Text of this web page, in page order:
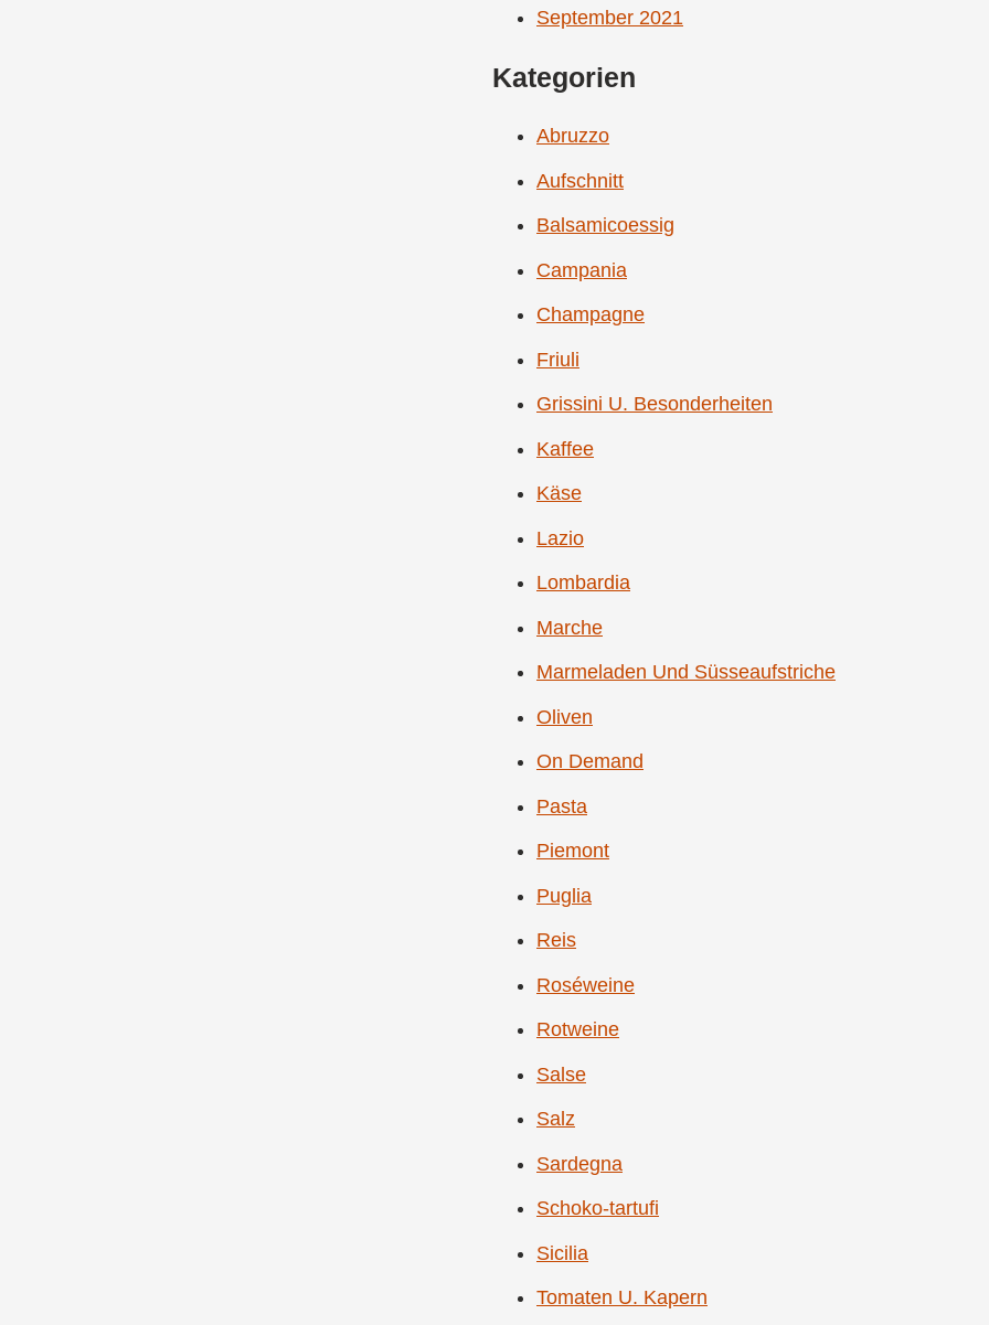
September 2021
Kategorien
Abruzzo
Aufschnitt
Balsamicoessig
Campania
Champagne
Friuli
Grissini U. Besonderheiten
Kaffee
Käse
Lazio
Lombardia
Marche
Marmeladen Und Süsseaufstriche
Oliven
On Demand
Pasta
Piemont
Puglia
Reis
Roséweine
Rotweine
Salse
Salz
Sardegna
Schoko-tartufi
Sicilia
Tomaten U. Kapern